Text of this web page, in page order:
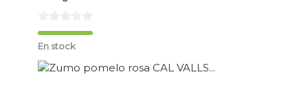
En stock